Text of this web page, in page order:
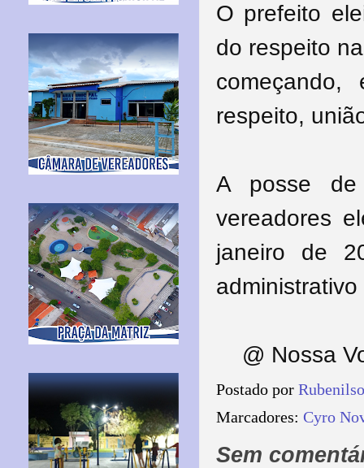
O prefeito
do respeito
começando,
respeito,
A posse
vereadores
janeiro de
@ Nossa
Postado por
Marcadores: Cyro
Sem